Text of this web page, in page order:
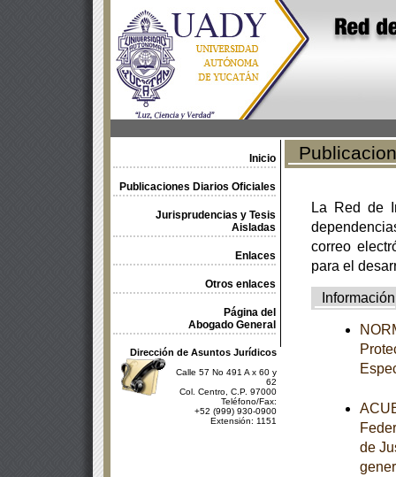
Inicio
Publicaciones Diarios Oficiales
Jurisprudencias y Tesis
Aisladas
Enlaces
Otros enlaces
Página del
Abogado General
Dirección de Asuntos Jurídicos
Calle 57 No 491 A x 60 y
62
Col. Centro, C.P. 97000
Teléfono/Fax:
+52 (999) 930-0900
Extensión: 1151
La Red de
correo
para el
Información
de